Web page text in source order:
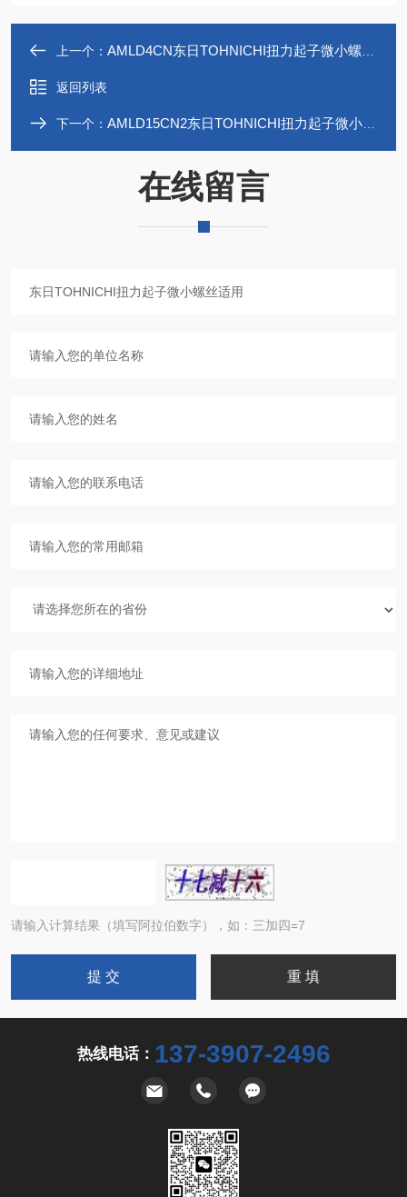
上一个： AMLD4CN东日TOHNICHI扭力起子微小螺丝适用
返回列表
下一个： AMLD15CN2东日TOHNICHI扭力起子微小螺丝适用
在线留言
请输入计算结果（填写阿拉伯数字），如：三加四=7
热线电话： 137-3907-2496